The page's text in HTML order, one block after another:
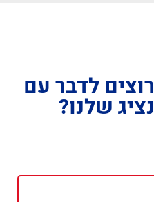
רוצים לדבר עם
נציג שלנו?